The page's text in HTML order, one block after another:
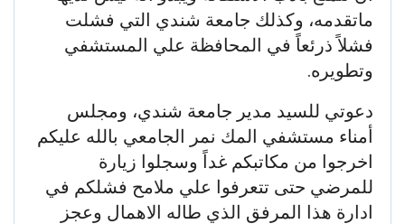
ماتقدمه، وكذلك جامعة شندي التي فشلت
فشلاً ذرئعاً في المحافظة علي المستشفي
وتطويره.
دعوتي للسيد مدير جامعة شندي، ومجلس
أمناء مستشفي المك نمر الجامعي بالله عليكم
اخرجوا من مكاتبكم غداً وسجلوا زيارة
للمرضي حتى تتعرفوا علي ملامح فشلكم في
ادارة هذا المرفق الذي طاله الاهمال وعجز